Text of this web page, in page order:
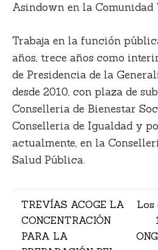
Asindown en la Comunidad
Trabaja en la función
años, trece años como
de Presidencia de la
desde 2010, con plaza de
Conselleria de Bienestar
Conselleria de Igualdad y
actualmente, en la
Salud Pública.
Navegación
de
TREVÍAS ACOGE LA
CONCENTRACIÓN
PARA LA
Los